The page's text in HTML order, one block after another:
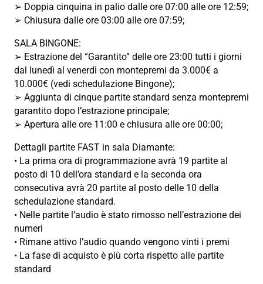
➢ Doppia cinquina in palio dalle ore 07:00 alle ore 12:59;
➢ Chiusura dalle ore 03:00 alle ore 07:59;
SALA BINGONE:
➢ Estrazione del “Garantito” delle ore 23:00 tutti i giorni
dal lunedì al venerdì con montepremi da 3.000€ a
10.000€ (vedi schedulazione Bingone);
➢ Aggiunta di cinque partite standard senza montepremi
garantito dopo l’estrazione principale;
➢ Apertura alle ore 11:00 e chiusura alle ore 00:00;
Dettagli partite FAST in sala Diamante:
• La prima ora di programmazione avrà 19 partite al
posto di 10 dell’ora standard e la seconda ora
consecutiva avrà 20 partite al posto delle 10 della
schedulazione standard.
• Nelle partite l’audio è stato rimosso nell’estrazione dei
numeri
• Rimane attivo l’audio quando vengono vinti i premi
• La fase di acquisto è più corta rispetto alle partite
standard